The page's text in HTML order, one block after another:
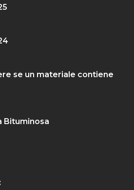
se un materiale contiene
Bituminosa